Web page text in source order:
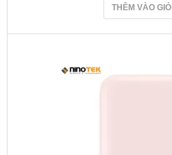
THÊM VÀO GIỎ